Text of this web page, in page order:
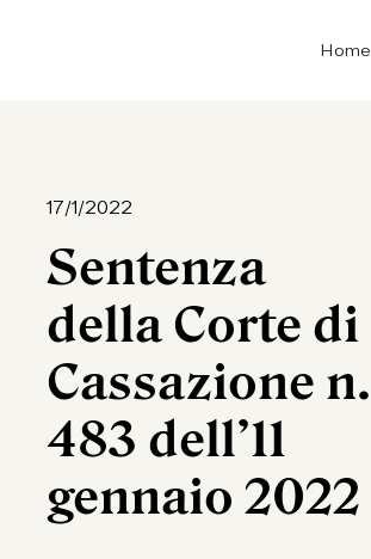
Home
17/1/2022
Sentenza
della Corte di
Cassazione n.
483 dell’11
gennaio 2022